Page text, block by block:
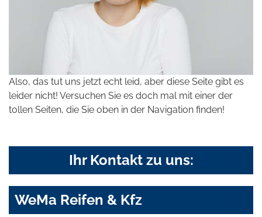
Also, das tut uns jetzt echt leid, aber diese Seite gibt es
leider nicht! Versuchen Sie es doch mal mit einer der
tollen Seiten, die Sie oben in der Navigation finden!
Ihr Kontakt zu uns:
WeMa Reifen & Kfz